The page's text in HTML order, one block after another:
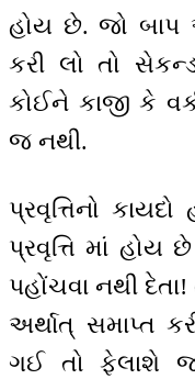
હોય છે. જો
કરી લો તો
કોઈને કાજી કે
જ નથી.
પ્રવૃત્તિનો
પ્રવૃત્તિ માં હોય
પહોંચવા નથી
અર્થાત્ સમાપ્ત
ગઈ તો ફેલાશે